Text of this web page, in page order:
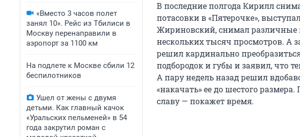
«Вместо 3 часов полет
занял 10». Рейс из Тбилиси в
Москву перенаправили в
аэропорт за 1100 км
На подлете к Москве сбили 12
беспилотников
Ушел от жены с двумя
детьми. Как главный качок
«Уральских пельменей» в 54
года закрутил роман с
В последние полгода Кирилл
потасовки в «Пятерочке»,
Жириновский, снимал различные
нескольких тысяч просмотров. А
решил кардинально
подбородок и губы и заявил, что
А пару недель назад решил
«накачать» ее до шестого
славу — покажет время.